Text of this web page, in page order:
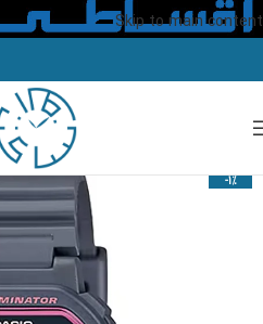
Skip to main content
-1%